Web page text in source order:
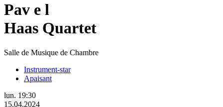
Pav e l
Haas Quartet
Salle de Musique de Chambre
Instrument-star
Apaisant
lun. 19:30
15.04.2024